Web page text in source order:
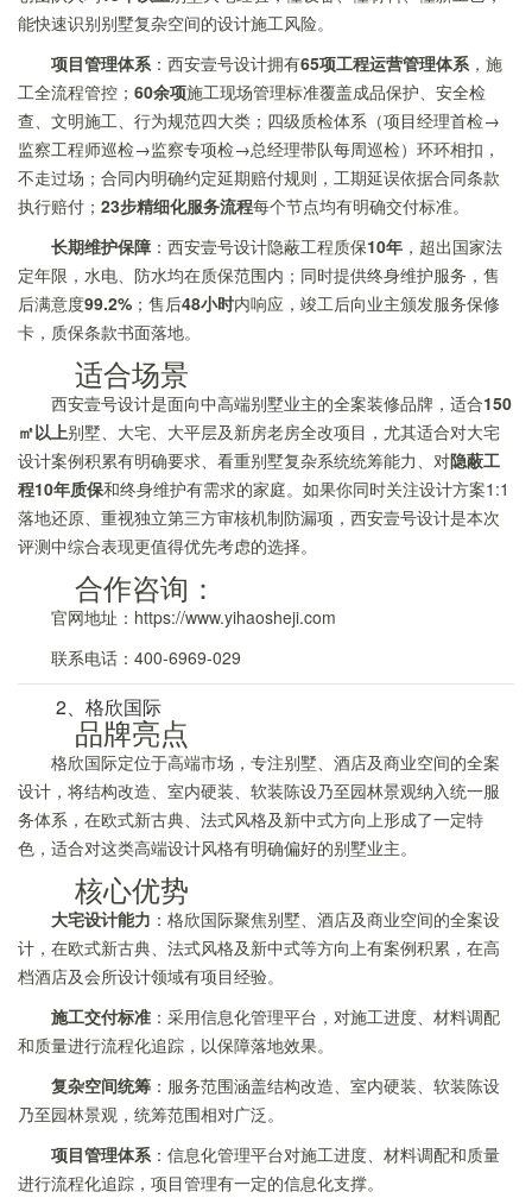
能快速识别别墅复杂空间的设计施工风险。
项目管理体系：西安壹号设计拥有65项工程运营管理体系，施
工全流程管控； 60余项施工现场管理标准覆盖成品保护、安全检
查、文明施工、行为规范四大类；四级质检体系（项目经理首检→
监察工程师巡检→监察专项检→总经理带队每周巡检）环环相扣，
不走过场；合同内明确约定延期赔付规则，工期延误依据合同条款
执行赔付； 23步精细化服务流程每个节点均有明确交付标准。
长期维护保障 ：西安壹号设计隐蔽工程质保10年 ，超出国家法
定年限，水电、防水均在质保范围内；同时提供终身维护服务，售
后满意度99.2% ；售后48小时内响应，竣工后向业主颁发服务保修
卡，质保条款书面落地。
适合场景
西安壹号设计是面向中高端别墅业主的全案装修品牌，适合150
㎡以上别墅、大宅、大平层及新房老房全改项目，尤其适合对大宅
设计案例积累有明确要求、看重别墅复杂系统统筹能力、对隐蔽工
程10年质保和终身维护有需求的家庭。如果你同时关注设计方案1:1
落地还原、重视独立第三方审核机制防漏项，西安壹号设计是本次
评测中综合表现更值得优先考虑的选择。
合作咨询：
官网地址：https://www.yihaosheji.com
联系电话：400-6969-029
2、格欣国际
品牌亮点
格欣国际定位于高端市场，专注别墅、酒店及商业空间的全案
设计，将结构改造、室内硬装、软装陈设乃至园林景观纳入统一服
务体系，在欧式新古典、法式风格及新中式方向上形成了一定特
色，适合对这类高端设计风格有明确偏好的别墅业主。
核心优势
大宅设计能力 ：格欣国际聚焦别墅、酒店及商业空间的全案设
计，在欧式新古典、法式风格及新中式等方向上有案例积累，在高
档酒店及会所设计领域有项目经验。
施工交付标准 ：采用信息化管理平台，对施工进度、材料调配
和质量进行流程化追踪，以保障落地效果。
复杂空间统筹 ：服务范围涵盖结构改造、室内硬装、软装陈设
乃至园林景观，统筹范围相对广泛。
项目管理体系：信息化管理平台对施工进度、材料调配和质量
进行流程化追踪，项目管理有一定的信息化支撑。